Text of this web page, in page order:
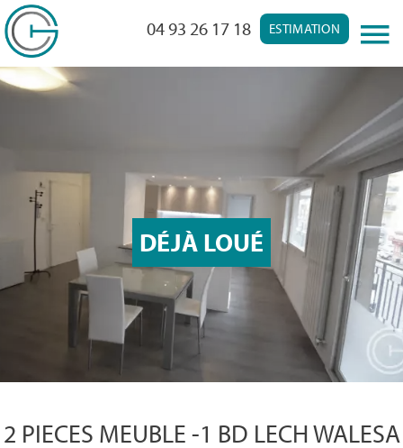
ESTIMATION
04 93 26 17 18
DÉJÀ LOUÉ
2 PIECES MEUBLE -1 BD LECH WALESA